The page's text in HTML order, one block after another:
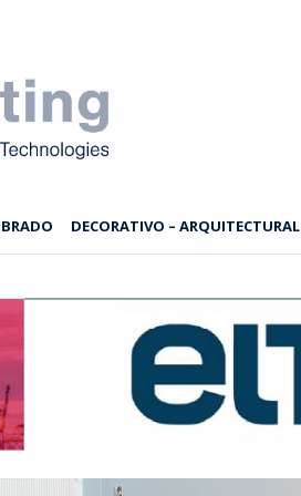
DECORATIVO – ARQUITECTURAL